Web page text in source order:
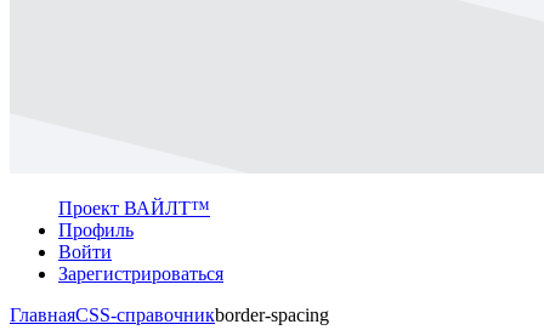
Проект ВАЙЛТ™
Профиль
Войти
Зарегистрироваться
ГлавнаяCSS-справочникborder-spacing